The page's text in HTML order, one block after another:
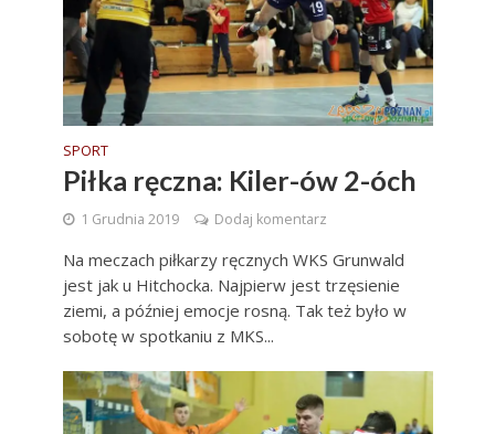
SPORT
Piłka ręczna: Kiler-ów 2-óch
1 Grudnia 2019 Dodaj komentarz
Na meczach piłkarzy ręcznych WKS Grunwald
jest jak u Hitchocka. Najpierw jest trzęsienie
ziemi, a później emocje rosną. Tak też było w
sobotę w spotkaniu z MKS...